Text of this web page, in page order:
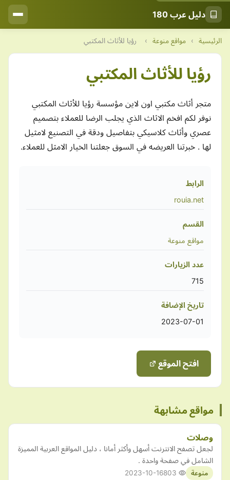
دليل عرب 180
الرئيسية › مواقع منوعة › رؤيا للأثاث المكتبي
رؤيا للأثاث المكتبي
متجر أثاث مكتبي اون لاين مؤسسة رؤيا للأثاث المكتبي
نوفر لكم افخم الاثاث الذي يجلب الرضا للعملاء بتصميم
عصري وأثاث كلاسيكي بتفاصيل ودقة في التصنيع لامثيل
لها . خبرتنا العريضه في السوق جعلتنا الخيار الامثل للعملاء.
الرابط
rouia.net
القسم
مواقع منوعة
عدد الزيارات
715
تاريخ الإضافة
2023-07-01
افتح الموقع
مواقع مشابهة
وصلات
لجعل تصفح الانترنت أسهل وأكثر أمانا ، دليل المواقع العربية المميزة
الشامل في صفحة واحدة .
منوعة 2023-10-16